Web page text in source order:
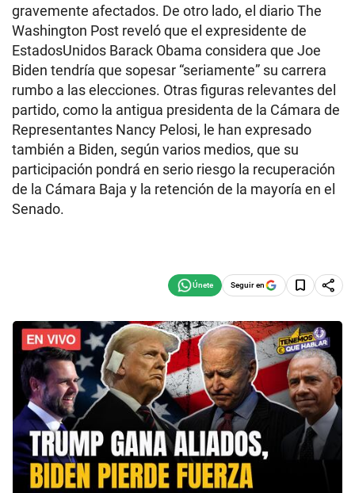
gravemente afectados. De otro lado, el diario The
Washington Post reveló que el expresidente de
EstadosUnidos Barack Obama considera que Joe
Biden tendría que sopesar “seriamente” su carrera
rumbo a las elecciones. Otras figuras relevantes del
partido, como la antigua presidenta de la Cámara de
Representantes Nancy Pelosi, le han expresado
también a Biden, según varios medios, que su
participación pondrá en serio riesgo la recuperación
de la Cámara Baja y la retención de la mayoría en el
Senado.
Seguir en